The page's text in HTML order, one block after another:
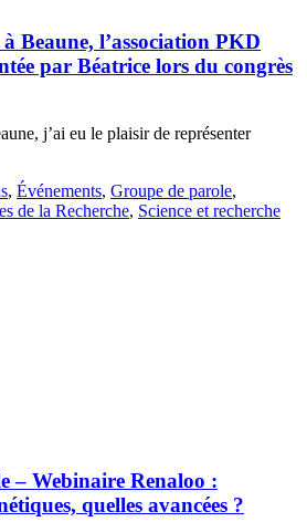
Beaune, l’association PKD
par Béatrice lors du congrès
j’ai eu le plaisir de représenter
, Événements, Groupe de parole,
de la Recherche, Science et recherche
– Webinaire Renaloo :
quelles avancées ?